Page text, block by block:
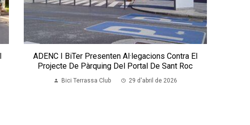
ADENC I BiTer Presenten Al·legacions Contra El
Projecte De Pàrquing Del Portal De Sant Roc
Bici Terrassa Club 29 d'abril de 2026